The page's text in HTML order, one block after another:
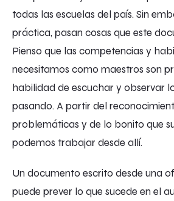
todas las escuelas del país. Sin
práctica, pasan cosas que este
Pienso que las competencias y
necesitamos como maestros son
habilidad de escuchar y observar
pasando. A partir del
problemáticas y de lo bonito que
podemos trabajar desde allí.
Un documento escrito desde una
puede prever lo que sucede en el